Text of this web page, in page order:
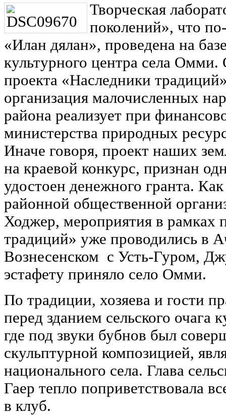
Творческая
поколений», что
«Илан дялан», проведена на
культурного центра села Омми.
проекта «Наследники
организация малочисленных
района реализует при
министерства природных
Иначе говоря, проект наших
на краевой конкурс, признан
удостоен денежного гранта.
районной общественной
Ходжер, мероприятия в рамках
традиций» уже проводились в
Вознесенском с Усть-Гуром,
эстафету приняло село Омми.
По традиции, хозяева и гости
перед зданием сельского
где под звуки бубнов был
скульптурной композицией,
национального села. Глава
Гаер тепло поприветствовала
в клуб.